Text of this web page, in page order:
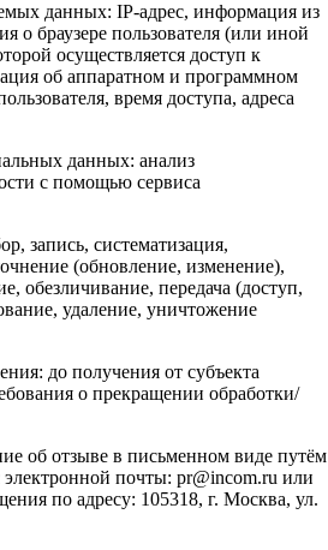
данных: IP-адрес, информация из
о браузере пользователя (или иной
осуществляется доступ к
об аппаратном и программном
время доступа, адреса
данных: анализ
с помощью сервиса
запись, систематизация,
(обновление, изменение),
обезличивание, передача (доступ,
удаление, уничтожение
до получения от субъекта
о прекращении обработки/
об отзыве в письменном виде путём
электронной почты: pr@incom.ru или
по адресу: 105318, г. Москва, ул.